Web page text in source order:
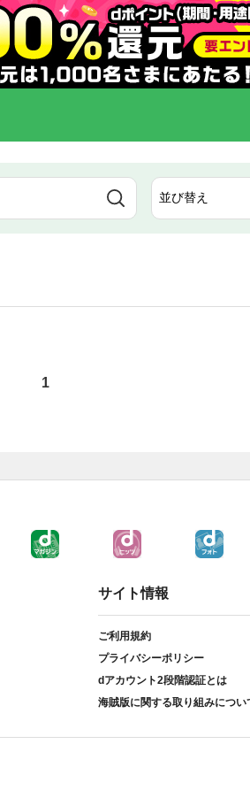
1
サイト情報
ご利用規約
プライバシーポリシー
dアカウント2段階認証とは
海賊版に関する取り組みについ